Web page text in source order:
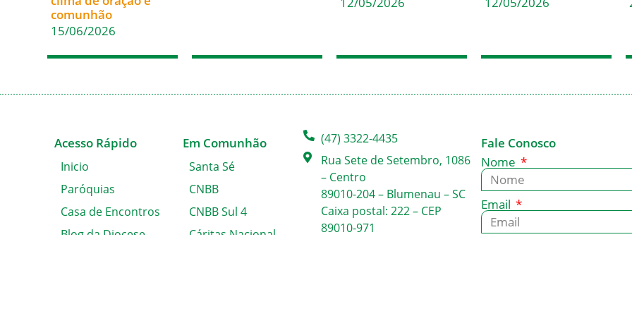
comunhão
15/06/2026
Acesso Rápido
Inicio
Paróquias
Casa de Encontros
Blog da Diocese
Em Comunhão
Santa Sé
CNBB
CNBB Sul 4
Cáritas Nacional
(47) 3322-4435
Rua Sete de Setembro, 1086
– Centro
89010-204 – Blumenau – SC
Caixa postal: 222 – CEP
89010-971
Fale Conosco
Nome
Email